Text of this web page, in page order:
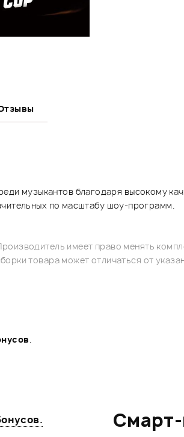
музыкантов благодаря высокому
по масштабу шоу-программ.
имеет право менять
товара может отличаться от
.
.